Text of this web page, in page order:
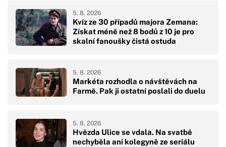
Kvíz ze 30 případů majora Zemana:
Získat méně než 8 bodů z 10 je pro
skalní fanoušky čistá ostuda
5. 8. 2026
Markéta rozhodla o návštěvách na
Farmě. Pak ji ostatní poslali do duelu
5. 8. 2026
Hvězda Ulice se vdala. Na svatbě
nechyběla ani kolegyně ze seriálu
5. 8. 2026